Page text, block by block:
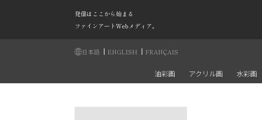
発信はここから始まる
ファインアートWebメディア。
日本語 | ENGLISH | FRANÇAIS
油彩画 アクリル画 水彩画